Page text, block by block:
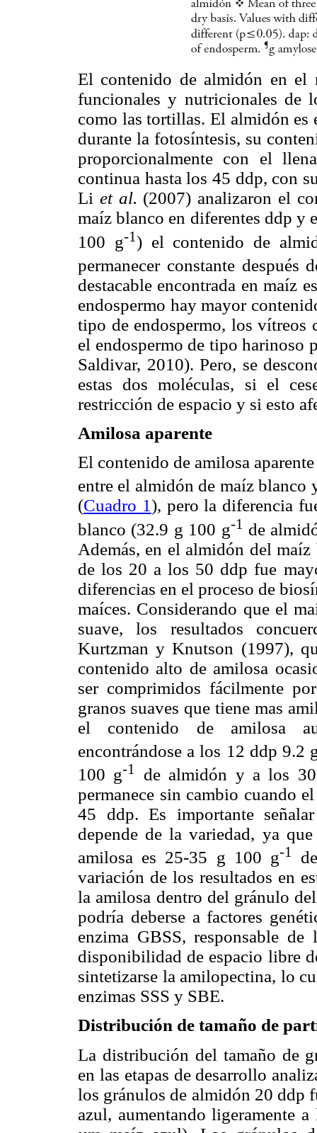
El contenido de almidón en el
funcionales y nutricionales de
como las tortillas. El almidón
durante la fotosíntesis, su
proporcionalmente con el
continua hasta los 45 ddp, con
Li et al. (2007) analizaron el
maíz blanco en diferentes ddp y
100 g-1) el contenido de
permanecer constante
destacable encontrada en maíz
endospermo hay mayor
tipo de endospermo, los vítreos
el endospermo de tipo harinoso
Saldivar, 2010). Pero, se
estas dos moléculas, si el
restricción de espacio y si esto
Amilosa aparente
El contenido de amilosa
entre el almidón de maíz
(Cuadro 1), pero la diferencia
blanco (32.9 g 100 g-1 de
Además, en el almidón del
de los 20 a los 50 ddp fue
diferencias en el proceso de
maíces. Considerando que el
suave, los resultados
Kurtzman y Knutson (1997),
contenido alto de amilosa
ser comprimidos fácilmente
granos suaves que tiene mas
el contenido de amilosa
encontrándose a los 12 ddp 9.2
100 g-1
de almidón y a los
permanece sin cambio cuando
45 ddp. Es importante
depende de la variedad, ya
amilosa es 25-35 g 100 g-1
variación de los resultados en
la amilosa dentro del gránulo
podría deberse a factores
enzima GBSS, responsable
disponibilidad de espacio libre
sintetizarse la amilopectina, lo
enzimas SSS y SBE.
Distribución de tamaño de
La distribución del tamaño de
en las etapas de desarrollo
los gránulos de almidón 20 ddp
azul, aumentando ligeramente